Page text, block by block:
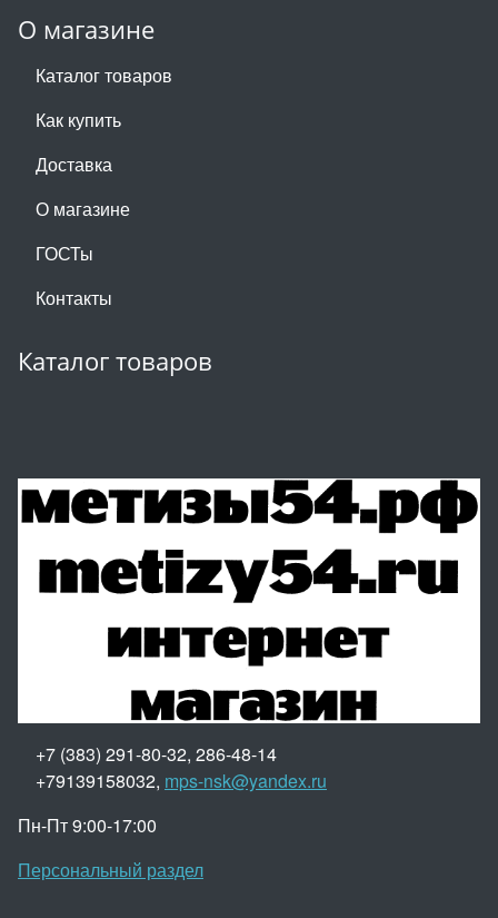
О магазине
Каталог товаров
Как купить
Доставка
О магазине
ГОСТы
Контакты
Каталог товаров
+7 (383) 291-80-32, 286-48-14
+79139158032, mps-nsk@yandex.ru
Пн-Пт 9:00-17:00
Персональный раздел